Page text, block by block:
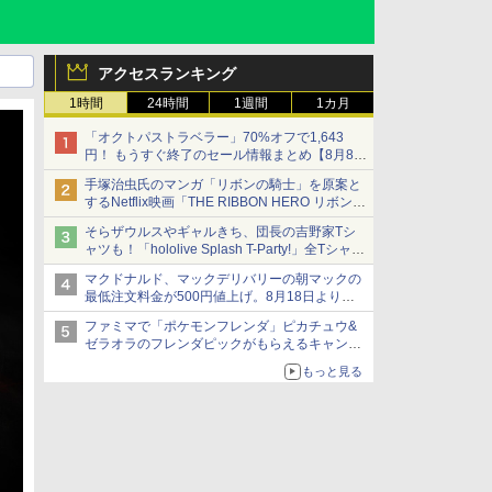
アクセスランキング
1時間 24時間 1週間 1カ月
「オクトパストラベラー」70%オフで1,643
円！ もうすぐ終了のセール情報まとめ【8月8日
更新】
ニンテンドーeショップでは「大神 絶景版」が
67%オフで990円
手塚治虫氏のマンガ「リボンの騎士」を原案と
するNetflix映画「THE RIBBON HERO リボンヒ
ーロー」本日配信開始
そらザウルスやギャルきち、団長の吉野家Tシ
ャツも！「hololive Splash T-Party!」全Tシャツ
ラインナップ公開＆オンライン販売開始
マクドナルド、マックデリバリーの朝マックの
最低注文料金が500円値上げ。8月18日より
1,500円から受付
ファミマで「ポケモンフレンダ」ピカチュウ&
ゼラオラのフレンダピックがもらえるキャンペ
もっと見る